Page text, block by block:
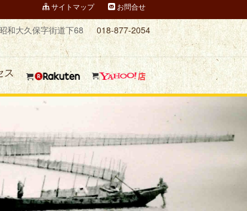
サイトマップ お問合せ
和大久保字街道下68 018-877-2054
ス